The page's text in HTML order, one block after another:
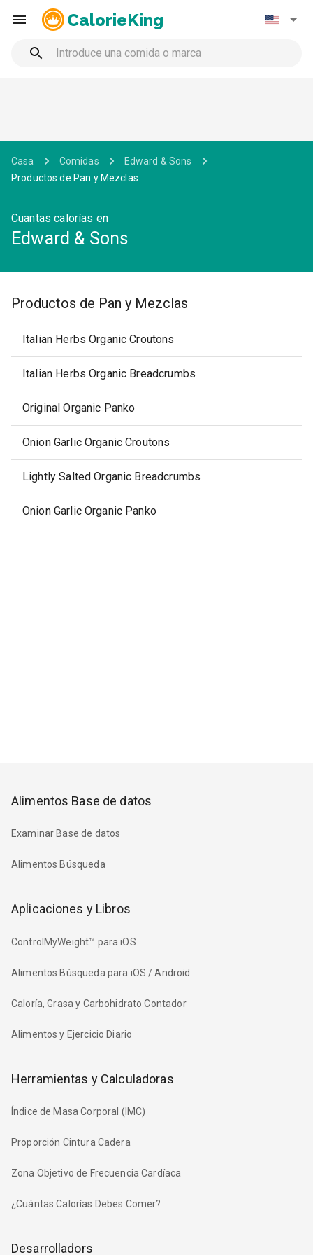
CalorieKing
Casa Comidas
Edward & Sons
Productos de Pan y Mezclas
Cuantas calorías en
Edward & Sons
Productos de Pan y Mezclas
Italian Herbs Organic Croutons
Italian Herbs Organic Breadcrumbs
Original Organic Panko
Onion Garlic Organic Croutons
Lightly Salted Organic Breadcrumbs
Onion Garlic Organic Panko
Alimentos Base de datos
Examinar Base de datos
Alimentos Búsqueda
Aplicaciones y Libros
ControlMyWeight™ para iOS
Alimentos Búsqueda para iOS / Android
Caloría, Grasa y Carbohidrato Contador
Alimentos y Ejercicio Diario
Herramientas y Calculadoras
Índice de Masa Corporal (IMC)
Proporción Cintura Cadera
Zona Objetivo de Frecuencia Cardíaca
¿Cuántas Calorías Debes Comer?
Desarrolladors